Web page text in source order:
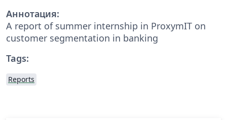
Аннотация:
A report of summer internship in ProxymIT on
customer segmentation in banking
Tags:
Reports